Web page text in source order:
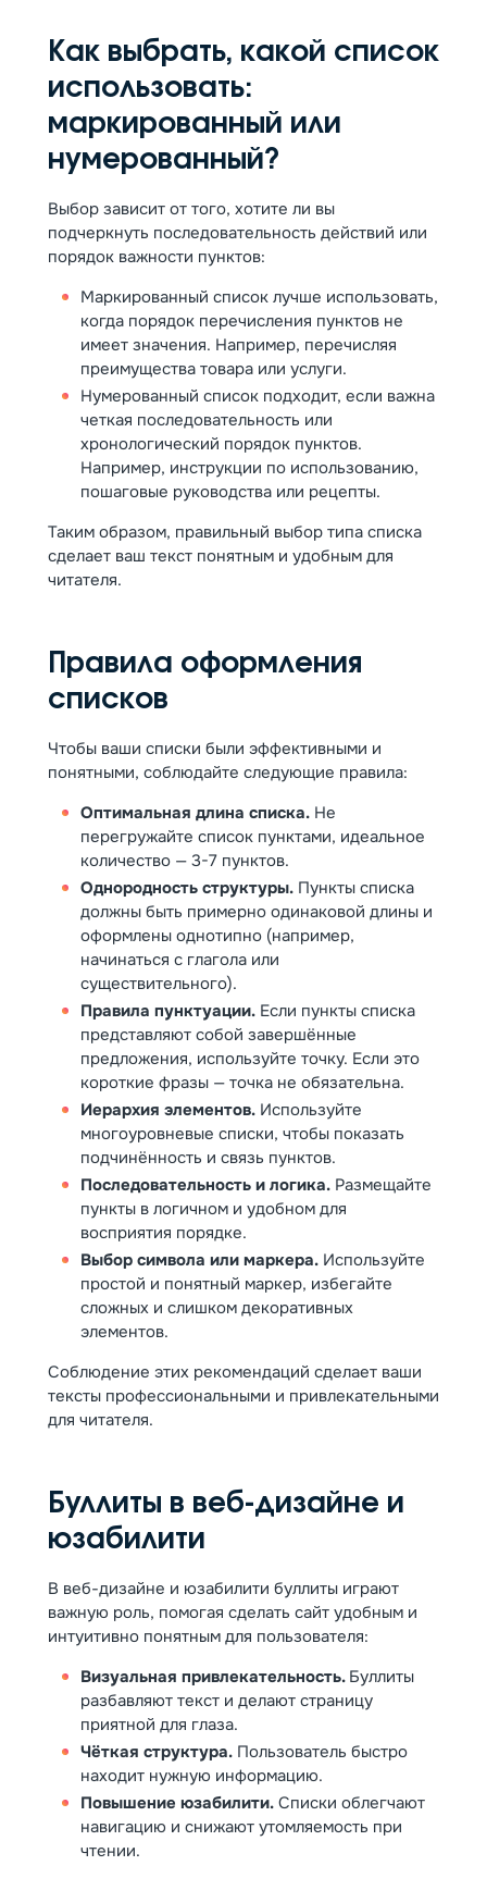
Как выбрать, какой список
использовать:
маркированный или
нумерованный?
Выбор зависит от того, хотите ли вы
подчеркнуть последовательность действий или
порядок важности пунктов:
Маркированный список лучше использовать,
когда порядок перечисления пунктов не
имеет значения. Например, перечисляя
преимущества товара или услуги.
Нумерованный список подходит, если важна
четкая последовательность или
хронологический порядок пунктов.
Например, инструкции по использованию,
пошаговые руководства или рецепты.
Таким образом, правильный выбор типа списка
сделает ваш текст понятным и удобным для
читателя.
Правила оформления
списков
Чтобы ваши списки были эффективными и
понятными, соблюдайте следующие правила:
Оптимальная длина списка. Не
перегружайте список пунктами, идеальное
количество — 3-7 пунктов.
Однородность структуры. Пункты списка
должны быть примерно одинаковой длины и
оформлены однотипно (например,
начинаться с глагола или
существительного).
Правила пунктуации. Если пункты списка
представляют собой завершённые
предложения, используйте точку. Если это
короткие фразы — точка не обязательна.
Иерархия элементов. Используйте
многоуровневые списки, чтобы показать
подчинённость и связь пунктов.
Последовательность и логика. Размещайте
пункты в логичном и удобном для
восприятия порядке.
Выбор символа или маркера. Используйте
простой и понятный маркер, избегайте
сложных и слишком декоративных
элементов.
Соблюдение этих рекомендаций сделает ваши
тексты профессиональными и привлекательными
для читателя.
Буллиты в веб-дизайне и
юзабилити
В веб-дизайне и юзабилити буллиты играют
важную роль, помогая сделать сайт удобным и
интуитивно понятным для пользователя:
Визуальная привлекательность. Буллиты
разбавляют текст и делают страницу
приятной для глаза.
Чёткая структура. Пользователь быстро
находит нужную информацию.
Повышение юзабилити. Списки облегчают
навигацию и снижают утомляемость при
чтении.